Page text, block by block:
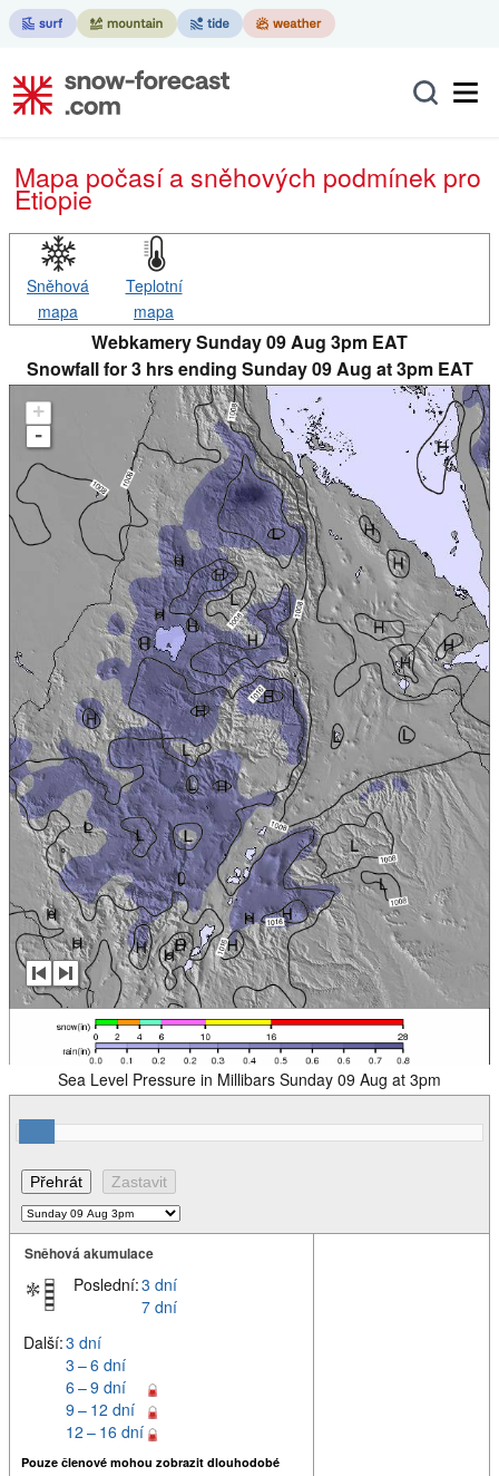
Mapa počasí a sněhových podmínek pro
Etiopie
Sněhová
mapa
Teplotní
mapa
Webkamery Sunday 09 Aug 3pm EAT
Snowfall for 3 hrs ending Sunday 09 Aug at 3pm EAT
+
-
Sea Level Pressure in Millibars Sunday 09 Aug at 3pm
Sněhová akumulace
Poslední:3 dní
7 dní
Další:3 dní
3 – 6 dní
6 – 9 dní
9 – 12 dní
12 – 16 dní
Pouze členové mohou zobrazit dlouhodobé